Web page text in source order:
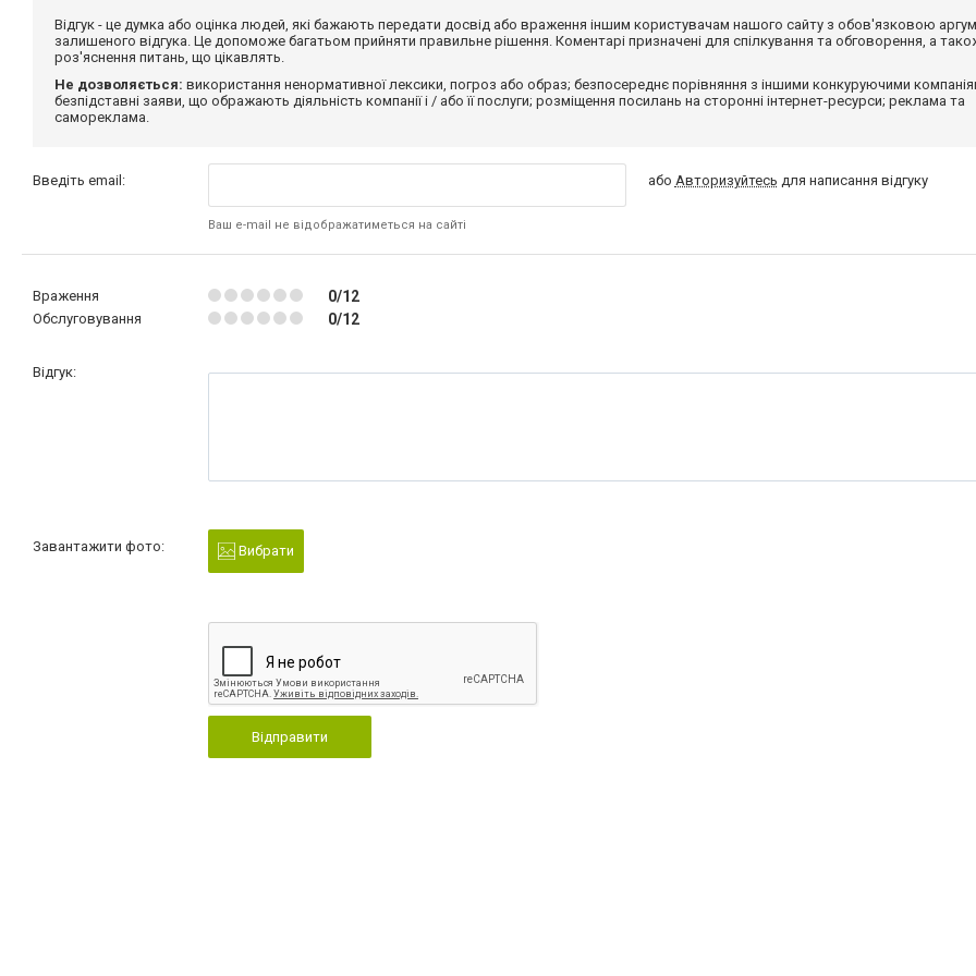
Відгук - це думка або оцінка людей, які бажають передати досвід або враження іншим користувачам нашого сайту з обов'язковою
залишеного відгука. Це допоможе багатьом прийняти правильне рішення. Коментарі призначені для спілкування та обговорення, а
роз'яснення питань, що цікавлять.
Не дозволяється: використання ненормативної лексики, погроз або образ; безпосереднє порівняння з іншими конкуруючими
безпідставні заяви, що ображають діяльність компанії і / або її послуги; розміщення посилань на сторонні інтернет-ресурси; реклама та
самореклама.
Введіть email:
Ваш e-mail не відображатиметься на сайті
або Авторизуйтесь для написання відгуку
Враження 0/12
Обслуговування 0/12
Відгук:
Завантажити фото: Вибрати
Відправити